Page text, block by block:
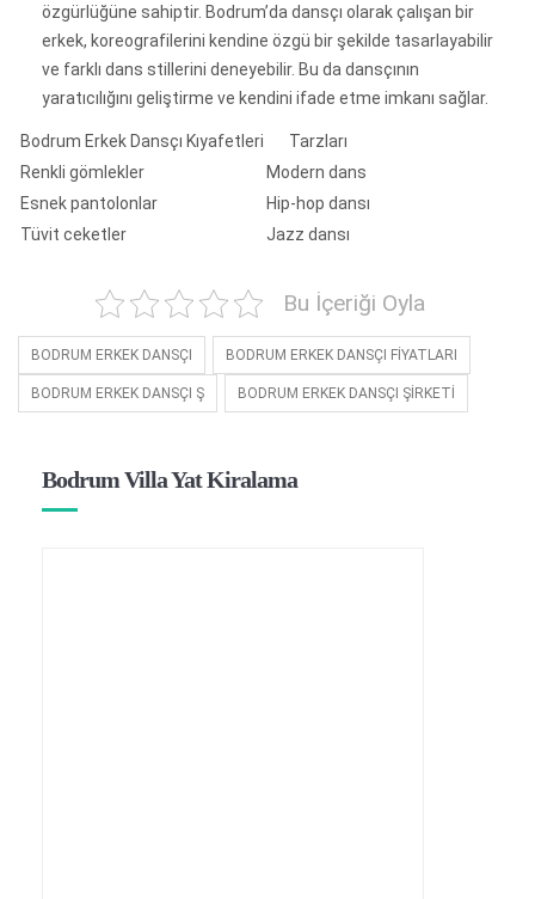
özgürlüğüne sahiptir. Bodrum’da dansçı olarak çalışan bir
erkek, koreografilerini kendine özgü bir şekilde tasarlayabilir
ve farklı dans stillerini deneyebilir. Bu da dansçının
yaratıcılığını geliştirme ve kendini ifade etme imkanı sağlar.
Bodrum Erkek Dansçı Kıyafetleri
Tarzları
Renkli gömlekler
Modern dans
Esnek pantolonlar
Hip-hop dansı
Tüvit ceketler
Jazz dansı
Bu İçeriği Oyla
BODRUM ERKEK DANSÇI BODRUM ERKEK DANSÇI FİYATLARI
BODRUM ERKEK DANSÇI Ş BODRUM ERKEK DANSÇI ŞİRKETİ
Bodrum Villa Yat Kiralama